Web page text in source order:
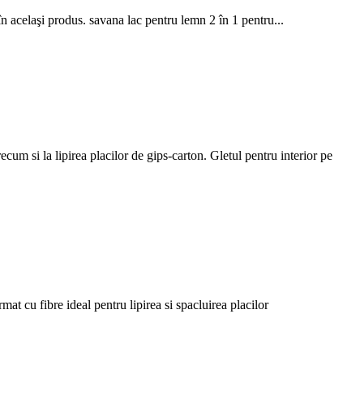
acelaşi produs. savana lac pentru lemn 2 în 1 pentru...
si la lipirea placilor de gips-carton. Gletul pentru interior pe
cu fibre ideal pentru lipirea si spacluirea placilor